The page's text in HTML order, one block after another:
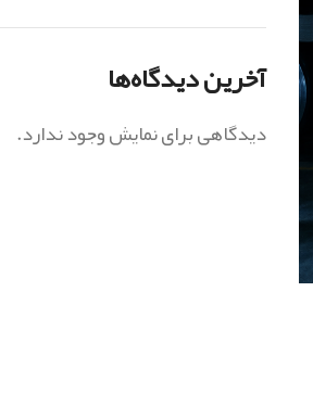
آخرین دیدگاه‌ها
دیدگاهی برای نمایش وجود ندارد.